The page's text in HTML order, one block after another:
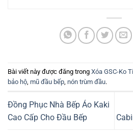
Bài viết này được đăng trong Xóa GSC-Ko
bảo hộ mũ đầu bếp nón trùm đầu.
Đồng Phục Nhà Bếp Áo Kaki
Cao Cấp Cho Đầu Bếp